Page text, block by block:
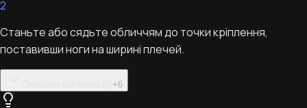
2
Станьте або сядьте обличчям до точки кріплення,
поставивши ноги на ширині плечей.
+6